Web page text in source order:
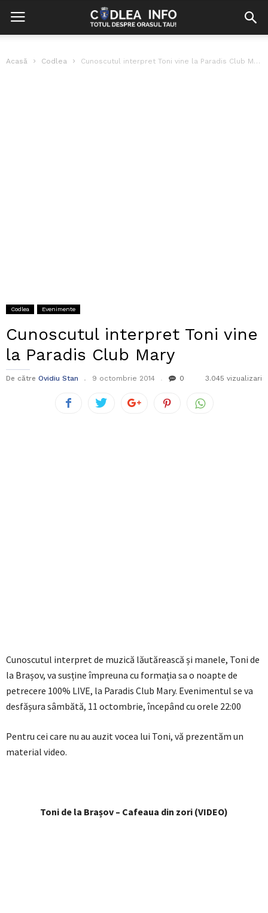
Acasă Codlea Cunoscutul interpret Toni vine la Paradis Club Mary
Codlea Evenimente
Cunoscutul interpret Toni vine
la Paradis Club Mary
De către Ovidiu Stan 9 octombrie 2014 0 3.045 vizualizari
Cunoscutul interpret de muzică lăutărească și manele, Toni de
la Brașov, va susține împreuna cu formația sa o noapte de
petrecere 100% LIVE, la Paradis Club Mary. Evenimentul se va
desfășura sâmbătă, 11 octombrie, începând cu orele 22:00
Pentru cei care nu au auzit vocea lui Toni, vă prezentăm un
material video.
Toni de la Brașov – Cafeaua din zori (VIDEO)